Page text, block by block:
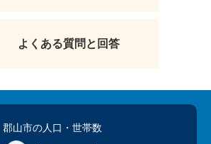
よくある質問と回答
郡山市の人口 ・世帯数